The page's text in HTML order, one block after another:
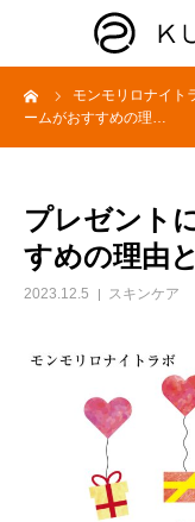
モンモリロナイト
ームがおすすめの理…
プレゼント
すめの理由
2023.12.5 スキンケア
HOME
プロダクト
モンモリロナイ
お知らせ
えどがわ楽市